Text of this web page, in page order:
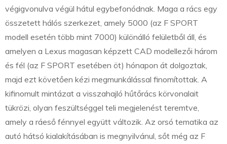
végigvonulva végül hátul egybefonódnak. Maga a rács egy
összetett hálós szerkezet, amely 5000 (az F SPORT
modell esetén több mint 7000) különálló felületből áll, és
amelyen a Lexus magasan képzett CAD modellezői három
és fél (az F SPORT esetében öt) hónapon át dolgoztak,
majd ezt követően kézi megmunkálással finomítottak. A
kifinomult mintázat a visszahajló hűtőrács körvonalait
tükrözi, olyan feszültséggel teli megjelenést teremtve,
amely a ráeső fénnyel együtt változik. Az orsó tematika az
autó hátsó kialakításában is megnyilvánul, sőt még az F